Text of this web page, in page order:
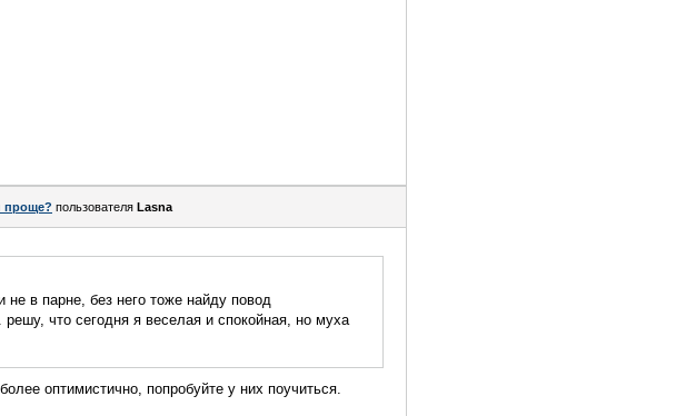
проще? пользователя Lasna
в парне, без него тоже найду повод
решу, что сегодня я веселая и спокойная, но муха
оптимистично, попробуйте у них поучиться.